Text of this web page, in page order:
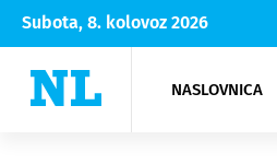
Subota, 8. kolovoz 2026
NASLOVNICA